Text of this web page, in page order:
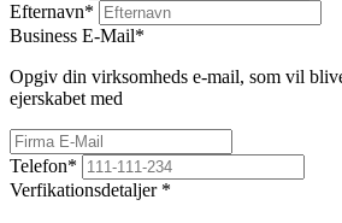
Efternavn*
Business E-Mail*
Opgiv din virksomheds e-mail, som vil
ejerskabet med
Telefon*
Verfikationsdetaljer *